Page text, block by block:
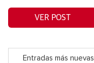
VER POST
Entradas más nuevas